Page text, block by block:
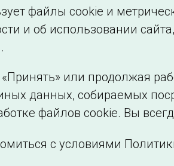
Назад 1 2 3
ЕЭС»
файлы cookie и
и об использовании
или продолжая
данных, собираемых
файлов cookie. Вы
с условиями